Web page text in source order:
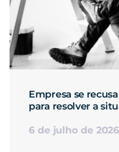
Empresa se
para resolver a
6 de julho de 2026